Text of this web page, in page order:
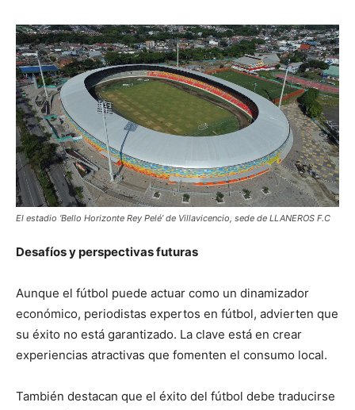
El estadio ‘Bello Horizonte Rey Pelé’ de Villavicencio, sede de LLANEROS F.C
Desafíos y perspectivas futuras
Aunque el fútbol puede actuar como un dinamizador
económico, periodistas expertos en fútbol, advierten que
su éxito no está garantizado. La clave está en crear
experiencias atractivas que fomenten el consumo local.
También destacan que el éxito del fútbol debe traducirse